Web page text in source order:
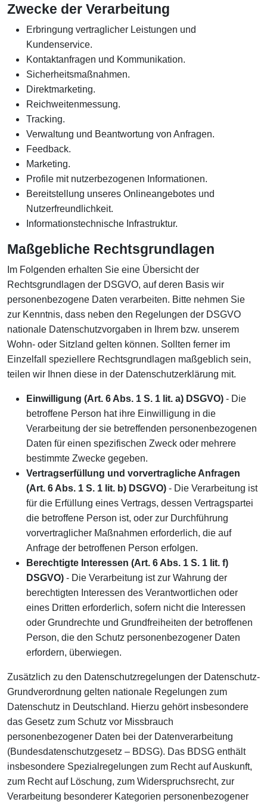
Zwecke der Verarbeitung
Erbringung vertraglicher Leistungen und
Kundenservice.
Kontaktanfragen und Kommunikation.
Sicherheitsmaßnahmen.
Direktmarketing.
Reichweitenmessung.
Tracking.
Verwaltung und Beantwortung von Anfragen.
Feedback.
Marketing.
Profile mit nutzerbezogenen Informationen.
Bereitstellung unseres Onlineangebotes und
Nutzerfreundlichkeit.
Informationstechnische Infrastruktur.
Maßgebliche Rechtsgrundlagen
Im Folgenden erhalten Sie eine Übersicht der
Rechtsgrundlagen der DSGVO, auf deren Basis wir
personenbezogene Daten verarbeiten. Bitte nehmen Sie
zur Kenntnis, dass neben den Regelungen der DSGVO
nationale Datenschutzvorgaben in Ihrem bzw. unserem
Wohn- oder Sitzland gelten können. Sollten ferner im
Einzelfall speziellere Rechtsgrundlagen maßgeblich sein,
teilen wir Ihnen diese in der Datenschutzerklärung mit.
Einwilligung (Art. 6 Abs. 1 S. 1 lit. a) DSGVO) - Die
betroffene Person hat ihre Einwilligung in die
Verarbeitung der sie betreffenden personenbezogenen
Daten für einen spezifischen Zweck oder mehrere
bestimmte Zwecke gegeben.
Vertragserfüllung und vorvertragliche Anfragen
(Art. 6 Abs. 1 S. 1 lit. b) DSGVO) - Die Verarbeitung ist
für die Erfüllung eines Vertrags, dessen Vertragspartei
die betroffene Person ist, oder zur Durchführung
vorvertraglicher Maßnahmen erforderlich, die auf
Anfrage der betroffenen Person erfolgen.
Berechtigte Interessen (Art. 6 Abs. 1 S. 1 lit. f)
DSGVO) - Die Verarbeitung ist zur Wahrung der
berechtigten Interessen des Verantwortlichen oder
eines Dritten erforderlich, sofern nicht die Interessen
oder Grundrechte und Grundfreiheiten der betroffenen
Person, die den Schutz personenbezogener Daten
erfordern, überwiegen.
Zusätzlich zu den Datenschutzregelungen der Datenschutz-
Grundverordnung gelten nationale Regelungen zum
Datenschutz in Deutschland. Hierzu gehört insbesondere
das Gesetz zum Schutz vor Missbrauch
personenbezogener Daten bei der Datenverarbeitung
(Bundesdatenschutzgesetz – BDSG). Das BDSG enthält
insbesondere Spezialregelungen zum Recht auf Auskunft,
zum Recht auf Löschung, zum Widerspruchsrecht, zur
Verarbeitung besonderer Kategorien personenbezogener